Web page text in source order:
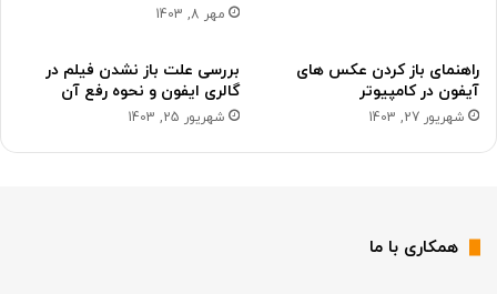
مهر 8, 1403
راهنمای باز کردن عکس های
آیفون در کامپیوتر
شهریور 27, 1403
بررسی علت باز نشدن فیلم در
گالری ایفون و نحوه رفع آن
شهریور 25, 1403
همکاری با ما